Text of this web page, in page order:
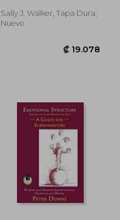
(en Inglés)
Sally J. Walker, Tapa Dura,
Nuevo